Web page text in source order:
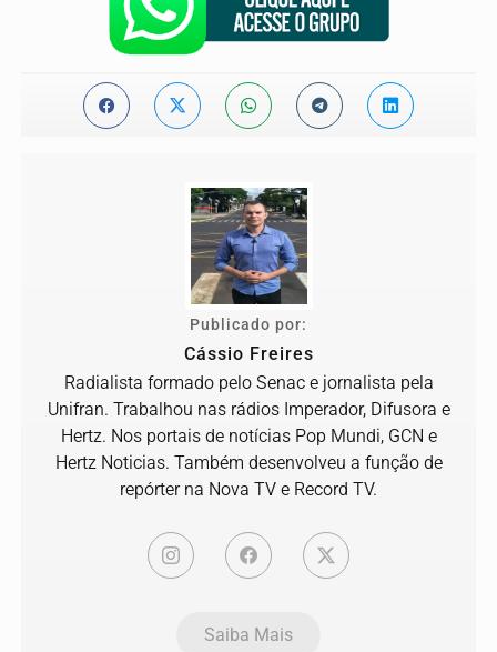
Publicado por:
Cássio Freires
Radialista formado pelo Senac e jornalista pela
Unifran. Trabalhou nas rádios Imperador, Difusora e
Hertz. Nos portais de notícias Pop Mundi, GCN e
Hertz Noticias. Também desenvolveu a função de
repórter na Nova TV e Record TV.
Saiba Mais